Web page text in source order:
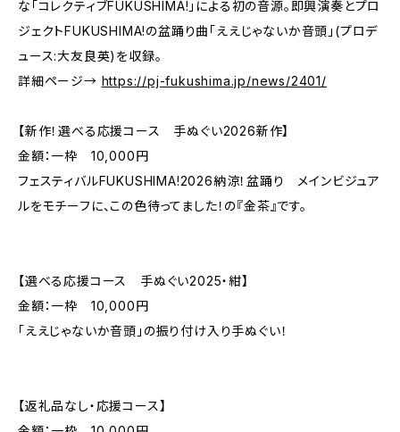
な「コレクティブFUKUSHIMA!」による初の音源。即興演奏とプロ
ジェクトFUKUSHIMA!の盆踊り曲「ええじゃないか音頭」(プロデ
ュース:大友良英)を収録。
詳細ページ→ https://pj-fukushima.jp/news/2401/
【新作！選べる応援コース 手ぬぐい2026新作】
金額：一枠 10,000円
フェスティバルFUKUSHIMA!2026納涼！盆踊り メインビジュア
ルをモチーフに、この色待ってました！の『金茶』です。
【選べる応援コース 手ぬぐい2025・紺】
金額：一枠 10,000円
「ええじゃないか音頭」の振り付け入り手ぬぐい！
【返礼品なし・応援コース】